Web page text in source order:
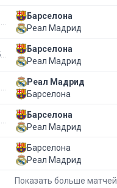
Барселона
Реал Мадрид
Барселона
Реал Мадрид
Реал Мадрид
Барселона
Барселона
Реал Мадрид
Барселона
Реал Мадрид
Показать больше матчей